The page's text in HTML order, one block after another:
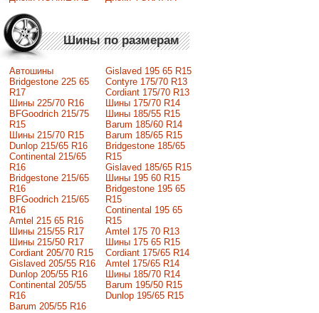
Шины по размерам
Автошины
Bridgestone 225 65
R17
Шины 225/70 R16
BFGoodrich 215/75
R15
Шины 215/70 R15
Dunlop 215/65 R16
Continental 215/65
R16
Bridgestone 215/65
R16
BFGoodrich 215/65
R16
Amtel 215 65 R16
Шины 215/55 R17
Шины 215/50 R17
Сordiant 205/70 R15
Gislaved 205/55 R16
Dunlop 205/55 R16
Continental 205/55
R16
Barum 205/55 R16
Gislaved 195 65 R15
Contyre 175/70 R13
Cordiant 175/70 R13
Шины 175/70 R14
Шины 185/55 R15
Barum 185/60 R14
Barum 185/65 R15
Bridgestone 185/65
R15
Gislaved 185/65 R15
Шины 195 60 R15
Bridgestone 195 65
R15
Continental 195 65
R15
Amtel 175 70 R13
Шины 175 65 R15
Cordiant 175/65 R14
Amtel 175/65 R14
Шины 185/70 R14
Barum 195/50 R15
Dunlop 195/65 R15